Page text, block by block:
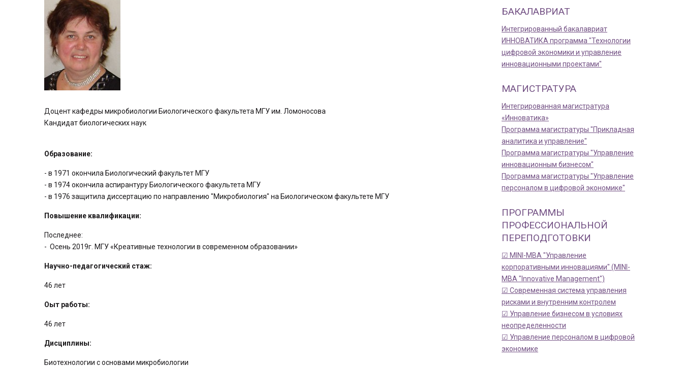
Доцент кафедры микробиологии Биологического факультета МГУ им. Ломоносова
Кандидат биологических наук
Образование:
- в 1971 окончила Биологический факультет МГУ
- в 1974 окончила аспирантуру Биологического факультета МГУ
- в 1976 защитила диссертацию по направлению "Микробиология" на Биологическом факультете МГУ
Повышение квалификации:
Последнее:
- Осень 2019г. МГУ «Креативные технологии в современном образовании»
Научно-педагогический стаж:
46 лет
Оыт работы:
46 лет
Дисциплины:
Биотехнологии с основами микробиологии
БАКАЛАВРИАТ
Интегрированный бакалавриат
ИННОВАТИКА программа "Технологии
цифровой экономики и управление
инновационными проектами"
МАГИСТРАТУРА
Интегрированная магистратура
«Инноватика»
Программа магистратуры "Прикладная
аналитика и управление"
Программа магистратуры "Управление
инновационным бизнесом"
Программа магистратуры "Управление
персоналом в цифровой экономике"
ПРОГРАММЫ
ПРОФЕССИОНАЛЬНОЙ
ПЕРЕПОДГОТОВКИ
☑ MINI-MBA "Управление
корпоративными инновациями" (MINI-
MBA "Innovative Management")
☑ Современная система управления
рисками и внутренним контролем
☑ Управление бизнесом в условиях
неопределенности
☑ Управление персоналом в цифровой
экономике